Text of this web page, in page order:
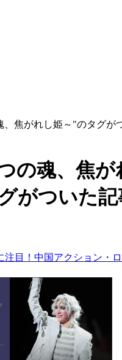
、焦がれし姫～"のタグが
の魂、焦が
がついた記
注目！中国アクション・